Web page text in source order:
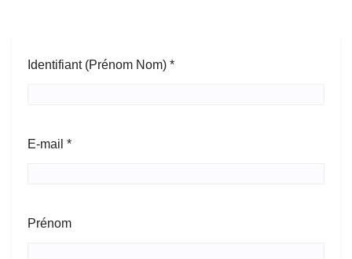
Identifiant (Prénom Nom) *
E-mail *
Prénom